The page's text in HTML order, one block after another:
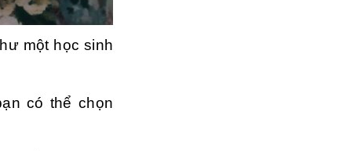
một học sinh
có thể chọn